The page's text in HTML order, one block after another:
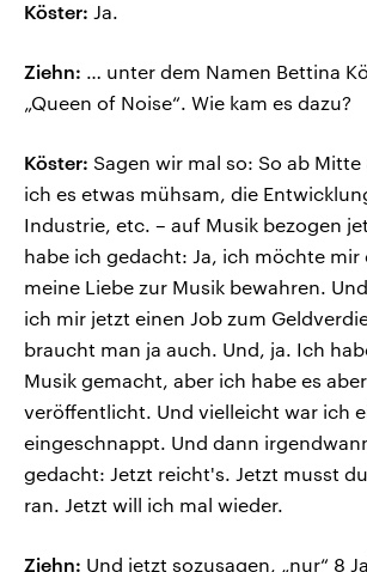
Köster: Ja.
Ziehn: … unter dem Namen Bettina
„Queen of Noise“. Wie kam es dazu?
Köster: Sagen wir mal so: So ab
ich es etwas mühsam, die
Industrie, etc. – auf Musik bezogen
habe ich gedacht: Ja, ich möchte mir
meine Liebe zur Musik bewahren.
ich mir jetzt einen Job zum
braucht man ja auch. Und, ja. Ich
Musik gemacht, aber ich habe es
veröffentlicht. Und vielleicht war ich
eingeschnappt. Und dann
gedacht: Jetzt reicht's. Jetzt musst
ran. Jetzt will ich mal wieder.
Ziehn: Und jetzt sozusagen, „nur“ 8